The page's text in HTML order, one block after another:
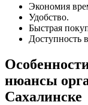
Экономия
Удобство.
Быстрая
Доступность
нюансы
Сахалинске